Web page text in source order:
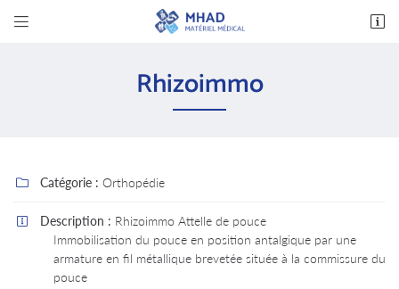
 
Rhizoimmo
 Catégorie : Orthopédie
 Description : Rhizoimmo Attelle de pouce
Immobilisation du pouce en position antalgique par une
armature en fil métallique brevetée située à la commissure du
pouce